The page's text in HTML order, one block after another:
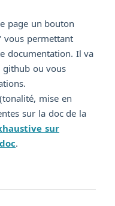
page un bouton
vous permettant
documentation. Il va
ou vous
mise en
sur la doc de la
sur
.